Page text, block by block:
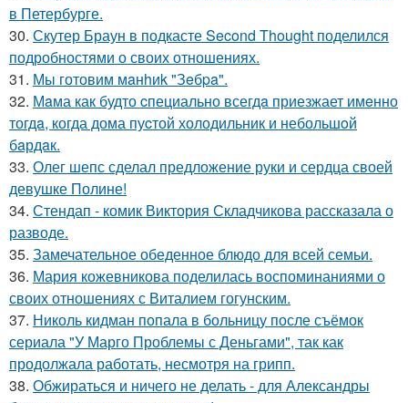
в Петербурге.
30. Скутер Браун в подкасте Second Thought поделился
подробностями о своих отношениях.
31. Мы готовим мaнhиk "Зeбpa".
32. Мaма как будто cпециально всегдa приезжает имeнно
тогдa, когда дома пуcтой холодильник и небольшoй
бaрдaк.
33. Олег шепс сделал предложение руки и сердца своей
девушке Полине!
34. Стендап - комик Виктория Складчикова рассказала о
разводе.
35. Замечательное обеденное блюдо для всей семьи.
36. Мария кожевникова поделилась воспоминаниями о
своих отношениях с Виталием гогунским.
37. Николь кидман попала в больницу после съёмок
сериала "У Марго Проблемы с Деньгами", так как
продолжала работать, несмотря на грипп.
38. Обжираться и ничего не делать - для Александры